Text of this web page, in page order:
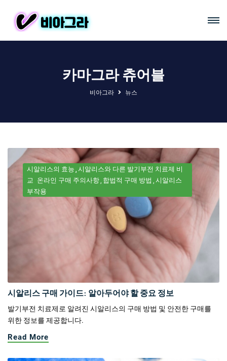
카마그라 츄어블
비아그라 뉴스
시알리스의 효능 시알리스와 다른 발기부전 치료제 비
교 온라인 구매 주의사항 합법적 구매 방법 시알리스
부작용
시알리스 구매 가이드: 알아두어야 할 중요 정보
발기부전 치료제로 알려진 시알리스의 구매 방법 및 안전한 구매를
위한 정보를 제공합니다.
Read More